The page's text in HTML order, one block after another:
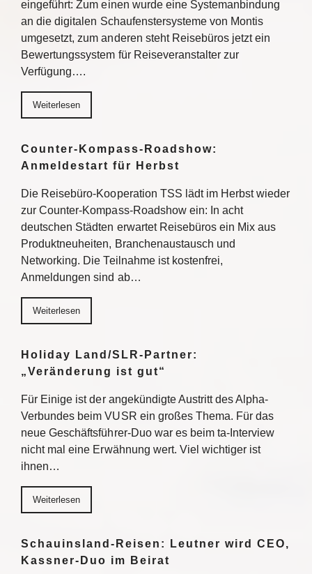
eingeführt: Zum einen wurde eine Systemanbindung
an die digitalen Schaufenstersysteme von Montis
umgesetzt, zum anderen steht Reisebüros jetzt ein
Bewertungssystem für Reiseveranstalter zur
Verfügung….
Weiterlesen
Counter-Kompass-Roadshow:
Anmeldestart für Herbst
Die Reisebüro-Kooperation TSS lädt im Herbst wieder
zur Counter-Kompass-Roadshow ein: In acht
deutschen Städten erwartet Reisebüros ein Mix aus
Produktneuheiten, Branchenaustausch und
Networking. Die Teilnahme ist kostenfrei,
Anmeldungen sind ab…
Weiterlesen
Holiday Land/SLR-Partner:
„Veränderung ist gut“
Für Einige ist der angekündigte Austritt des Alpha-
Verbundes beim VUSR ein großes Thema. Für das
neue Geschäftsführer-Duo war es beim ta-Interview
nicht mal eine Erwähnung wert. Viel wichtiger ist
ihnen…
Weiterlesen
Schauinsland-Reisen: Leutner wird CEO,
Kassner-Duo im Beirat